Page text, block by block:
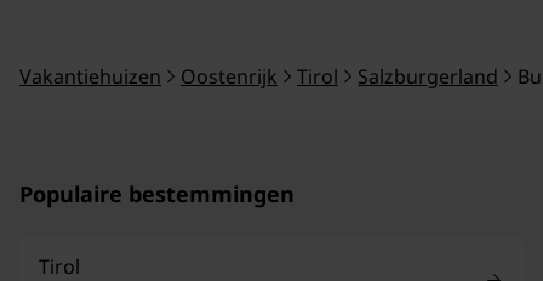
Vakantiehuizen Oostenrijk Tirol Salzburgerland
Populaire bestemmingen
Tirol